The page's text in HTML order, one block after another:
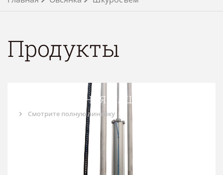
Продукты
ШКУРОСЪЁМНАЯ МАШИНА О-100
Смотрите полную линейку